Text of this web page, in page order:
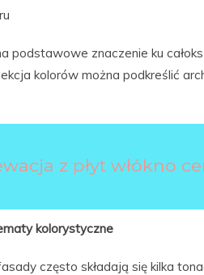
podstawowe znaczenie ku
kolorów można podkreślić
z płyt włókno
kolorystyczne
często składają się kilka